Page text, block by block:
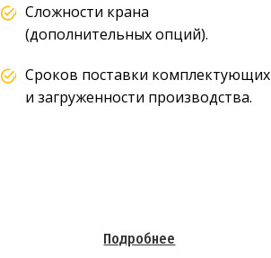
Сложности крана
(дополнительных опций).
Сроков поставки комплектующих
и загруженности производства.
Подробнее